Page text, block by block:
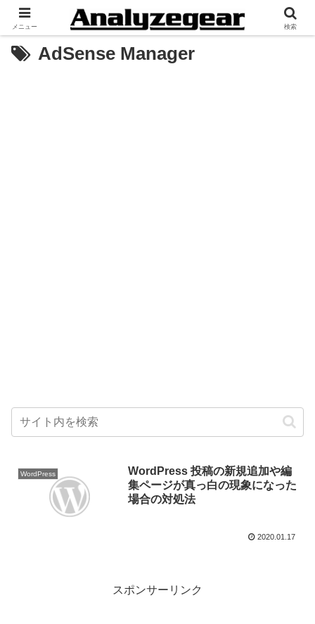
AdSense Manager
WordPress
WordPress 投稿の新規追加や編
集ページが真っ白の現象になった
場合の対処法
2020.01.17
スポンサーリンク
メニュー 検索